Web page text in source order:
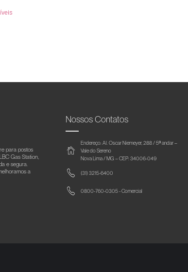
para postos
Gas Station,
e segura.
a
Nossos Contatos
Endereço: Al. Oscar Niemeyer, 288 / 5º andar –
Vale do Sereno
Nova Lima / MG – CEP: 34006-049
(31) 3215-6400
0800-760-0305 - Comercial